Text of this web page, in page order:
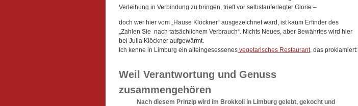
Verleihung in Verbindung zu bringen, trieft vor selbstauferlegter Glorie –
doch wer hier vom „Hause Klöckner“ ausgezeichnet ward, ist kaum Erfinder des
„Zahlen Sie nach tatsächlichem Verbrauch“. Nichts Neues, aber Bewährtes wird hier
bei Julia Klöckner aufgewärmt.
Ich kenne in Limburg ein alteingesessenes vegetarisches Restaurant, das proklamiert:
Weil Verantwortung und Genuss
zusammengehören
Nach diesem Prinzip wird im Brokkoli in Limburg gelebt, gekocht und